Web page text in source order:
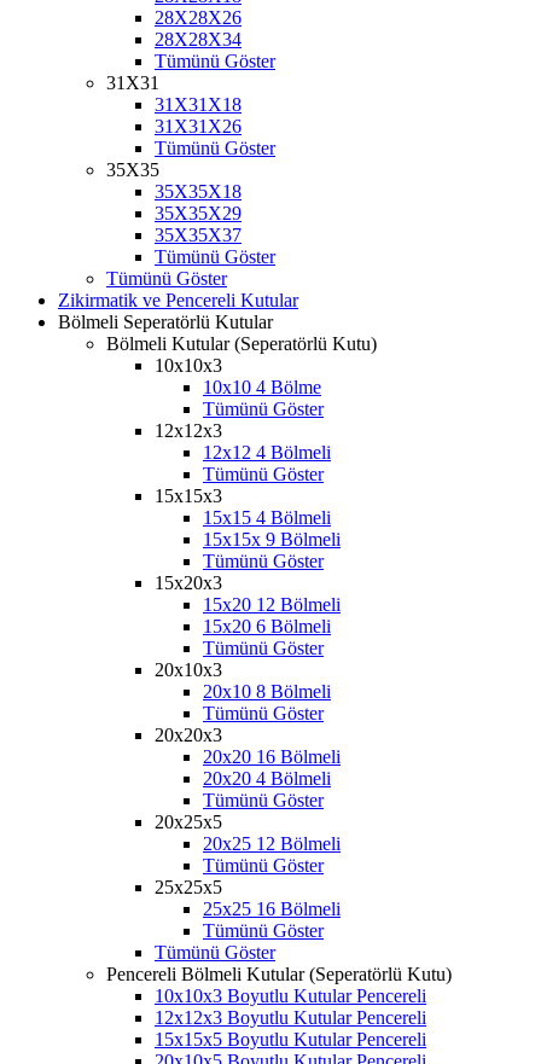
28X28X26
28X28X34
Tümünü Göster
31X31
31X31X18
31X31X26
Tümünü Göster
35X35
35X35X18
35X35X29
35X35X37
Tümünü Göster
Tümünü Göster
Zikirmatik ve Pencereli Kutular
Bölmeli Seperatörlü Kutular
Bölmeli Kutular (Seperatörlü Kutu)
10x10x3
10x10 4 Bölme
Tümünü Göster
12x12x3
12x12 4 Bölmeli
Tümünü Göster
15x15x3
15x15 4 Bölmeli
15x15x 9 Bölmeli
Tümünü Göster
15x20x3
15x20 12 Bölmeli
15x20 6 Bölmeli
Tümünü Göster
20x10x3
20x10 8 Bölmeli
Tümünü Göster
20x20x3
20x20 16 Bölmeli
20x20 4 Bölmeli
Tümünü Göster
20x25x5
20x25 12 Bölmeli
Tümünü Göster
25x25x5
25x25 16 Bölmeli
Tümünü Göster
Tümünü Göster
Pencereli Bölmeli Kutular (Seperatörlü Kutu)
10x10x3 Boyutlu Kutular Pencereli
12x12x3 Boyutlu Kutular Pencereli
15x15x5 Boyutlu Kutular Pencereli